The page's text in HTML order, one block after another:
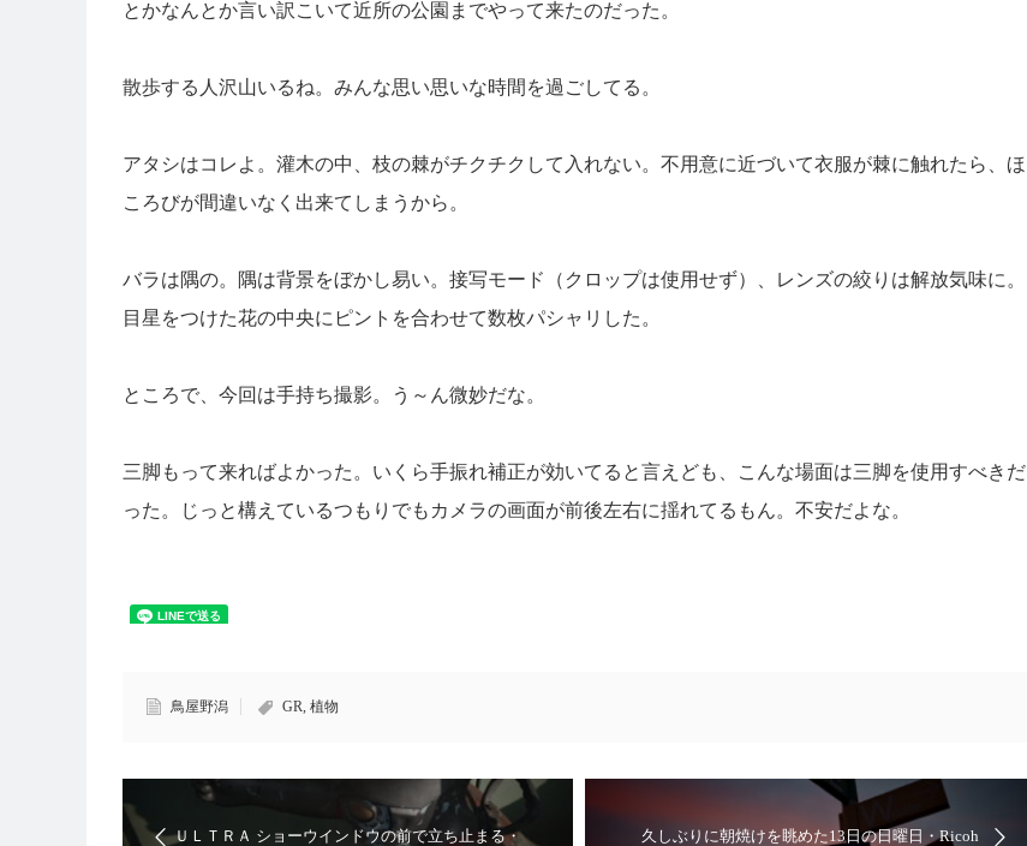
とかなんとか言い訳こいて近所の公園までやって来たのだった。
散歩する人沢山いるね。みんな思い思いな時間を過ごしてる。
アタシはコレよ。灌木の中、枝の棘がチクチクして入れない。不用意に近づいて衣服が棘に触れたら、ほ
ころびが間違いなく出来てしまうから。
バラは隅の。隅は背景をぼかし易い。接写モード（クロップは使用せず）、レンズの絞りは解放気味に。
目星をつけた花の中央にピントを合わせて数枚パシャリした。
ところで、今回は手持ち撮影。う～ん微妙だな。
三脚もって来ればよかった。いくら手振れ補正が効いてると言えども、こんな場面は三脚を使用すべきだ
った。じっと構えているつもりでもカメラの画面が前後左右に揺れてるもん。不安だよな。
鳥屋野潟 GR 植物
ＵＬＴＲＡ ショーウインドウの前で立ち止まる・ 久しぶりに朝焼けを眺めた13日の日曜日・Ricoh